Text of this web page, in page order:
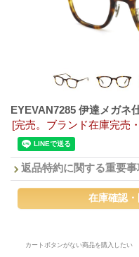
EYEVAN7285 伊達メガネ
[完売。ブランド在庫完売
返品特約に関する重要事
カートボタンがない商品を購入したい